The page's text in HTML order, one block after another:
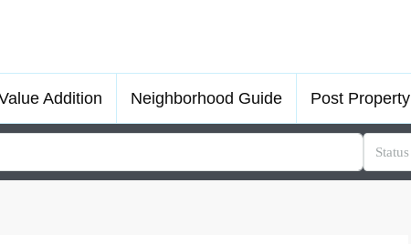
Addition Neighborhood Guide Post Property
Status